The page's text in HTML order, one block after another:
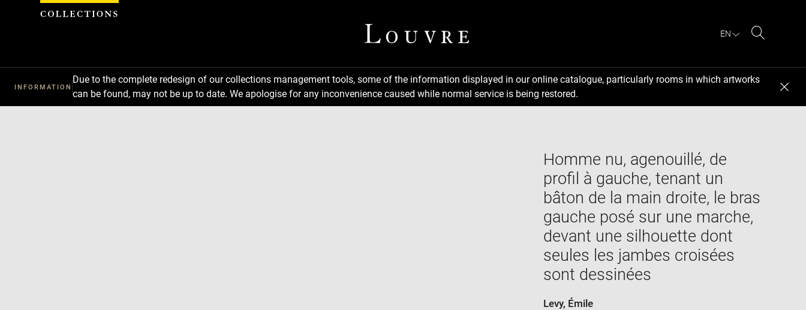
EN
INFORMATION
Due to the complete redesign of our collections management tools, some of the information displayed in our online catalogue, particularly rooms in which artworks
can be found, may not be up to date. We apologise for any inconvenience caused while normal service is being restored.
Homme nu, agenouillé, de
profil à gauche, tenant un
bâton de la main droite, le bras
gauche posé sur une marche,
devant une silhouette dont
seules les jambes croisées
sont dessinées
Levy, Émile
Cookies management panel